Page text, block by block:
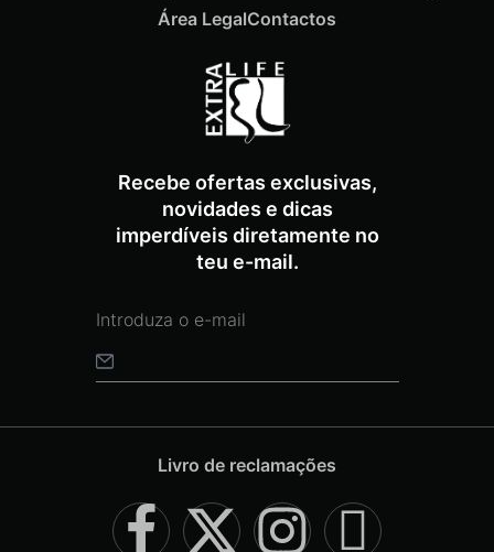
Recebe ofertas exclusivas,
novidades e dicas
imperdíveis diretamente no
teu e-mail.
Área LegalContactos
Livro de reclamações